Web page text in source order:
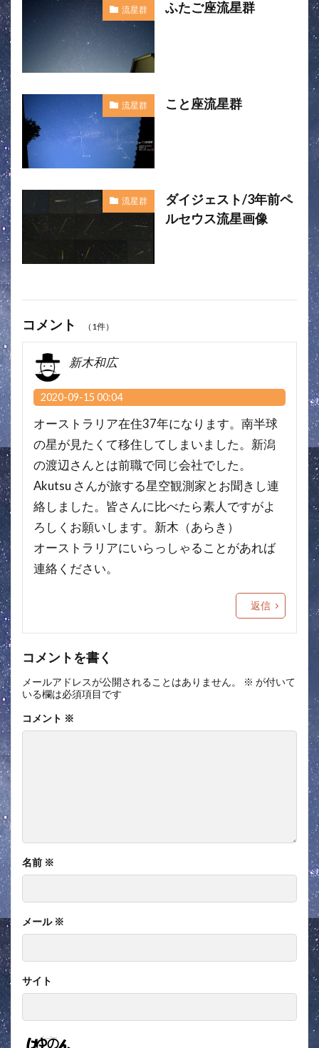
流星群 ふたご座流星群
流星群 こと座流星群
流星群
ダイジェスト/3年前ペ
ルセウス流星画像
コメント （1件）
新木和広
2020-09-15 00:04
オーストラリア在住37年になります。南半球
の星が見たくて移住してしまいました。新潟
の渡辺さんとは前職で同じ会社でした。
Akutsu さんが旅する星空観測家とお聞きし連
絡しました。皆さんに比べたら素人ですがよ
ろしくお願いします。新木（あらき）
オーストラリアにいらっしゃることがあれば
連絡ください。
返信
コメントを書く
メールアドレスが公開されることはありません。 ※ が付いて
いる欄は必須項目です
コメント ※
名前 ※
メール ※
サイト